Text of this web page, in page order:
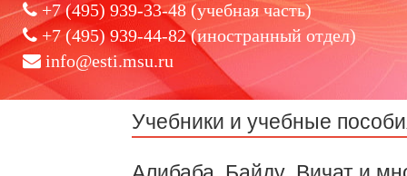
+7 (495) 939-33-48 (учебная часть)
+7 (495) 939-44-82 (иностранный отдел)
info@esti.msu.ru
Учебники и учебные